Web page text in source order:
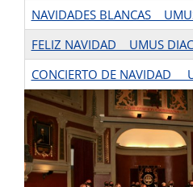
NAVIDADES BLANCAS
FELIZ NAVIDAD UMUS
CONCIERTO DE NAVIDAD